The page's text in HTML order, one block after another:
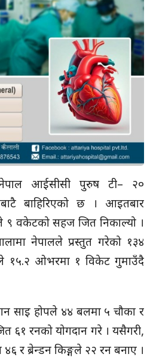
नेपाल आईसीसी पुरुष टी– २०
बाहिरिएको छ । आइतबार
९ वकेटको सहज जित निकाल्यो ।
नेपालले प्रस्तुत गरेको १३४
१५.२ ओभरमा १ विकेट गुमाउँदै
साइ होपले ४४ बलमा ५ चौका र
६१ रनको योगदान गरे । यसैगरी,
र ब्रेन्डन किङ्गले २२ रन बनाए ।